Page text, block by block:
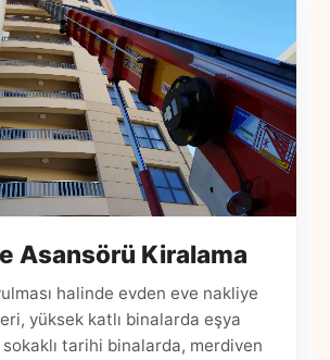
Asansörü Kiralama
halinde evden eve nakliye
yüksek katlı binalarda eşya
sokaklı tarihi binalarda, merdiven